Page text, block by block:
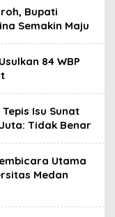
Bupati
Semakin Maju
84 WBP
Isu Sunat
Tidak Benar
Utama
Medan